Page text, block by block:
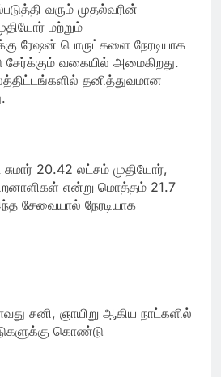
வரும் முதல்வரின்
மற்றும்
ரேஷன் பொருட்களை நேரடியாக
வகையில் அமைகிறது.
தனித்துவமான
20.42 லட்சம் முதியோர்,
என்று மொத்தம் 21.7
சேவையால் நேரடியாக
சனி, ஞாயிறு ஆகிய நாட்களில்
கொண்டு